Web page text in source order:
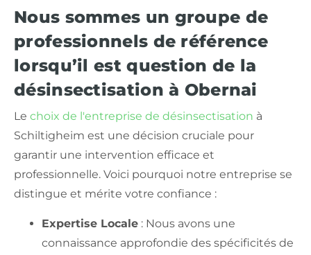
Nous sommes un groupe de
professionnels de référence
lorsqu’il est question de la
désinsectisation à Obernai
Le choix de l'entreprise de désinsectisation à
Schiltigheim est une décision cruciale pour
garantir une intervention efficace et
professionnelle. Voici pourquoi notre entreprise se
distingue et mérite votre confiance :
Expertise Locale : Nous avons une
connaissance approfondie des spécificités de